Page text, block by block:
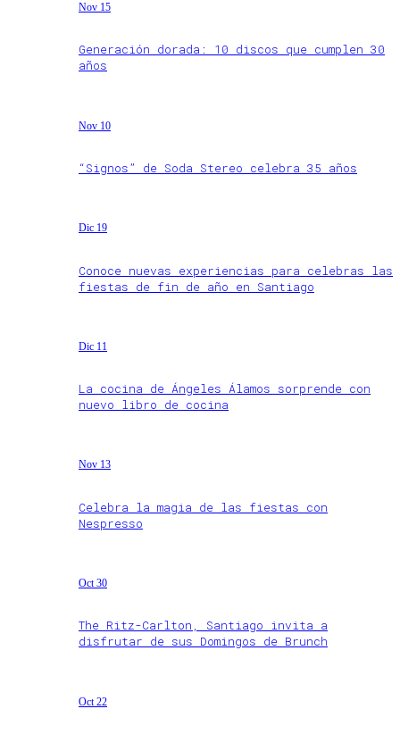
Nov 15
Generación dorada: 10 discos que cumplen 30
años
Nov 10
“Signos” de Soda Stereo celebra 35 años
Dic 19
Conoce nuevas experiencias para celebras las
fiestas de fin de año en Santiago
Dic 11
La cocina de Ángeles Álamos sorprende con
nuevo libro de cocina
Nov 13
Celebra la magia de las fiestas con
Nespresso
Oct 30
The Ritz-Carlton, Santiago invita a
disfrutar de sus Domingos de Brunch
Oct 22